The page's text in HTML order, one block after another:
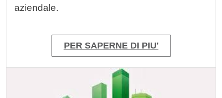
aziendale.
PER SAPERNE DI PIU'